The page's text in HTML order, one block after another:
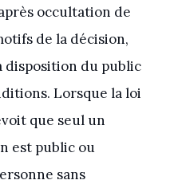
occultation de
de la décision,
disposition du public
Lorsque la loi
que seul un
est public ou
sans